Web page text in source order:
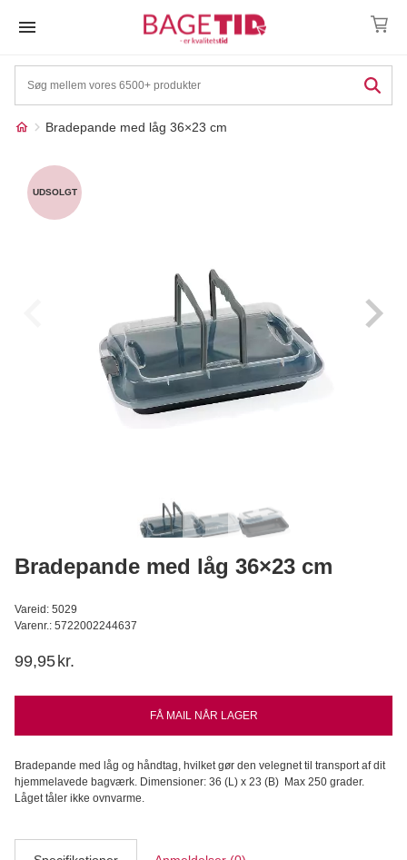
Bradepande med låg 36×23 cm
Måske kunne nogle af
disse produkter have din
interesse?
Læg i kurv
UDSOLGT
Bradepande med låg 36×23 cm
Vareid: 5029
Varenr.: 5722002244637
99,95 kr.
FÅ MAIL NÅR LAGER
Bradepande med låg og håndtag, hvilket gør den velegnet til transport af dit
hjemmelavede bagværk. Dimensioner: 36 (L) x 23 (B) Max 250 grader.
Låget tåler ikke ovnvarme.